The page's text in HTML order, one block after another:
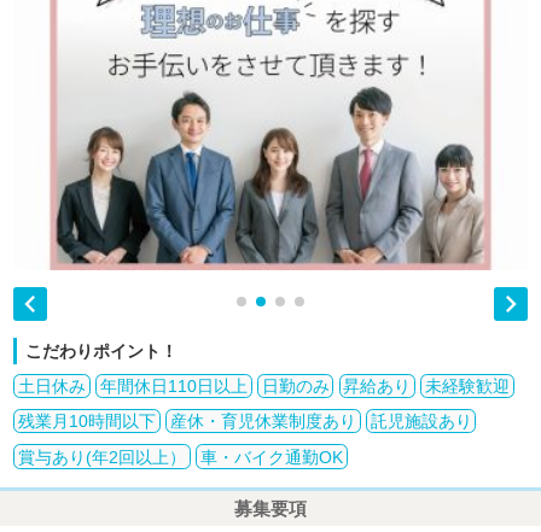
 
こだわりポイント！
土日休み
年間休日110日以上 日勤のみ 昇給あり
未経験歓迎
残業月10時間以下
産休・育児休業制度あり
託児施設あり
賞与あり(年2回以上）
車・バイク通勤OK
募集要項